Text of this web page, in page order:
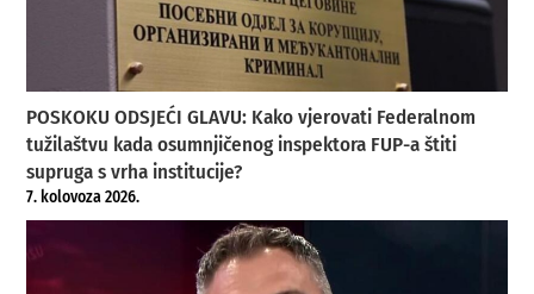
POSKOKU ODSJEĆI GLAVU: Kako vjerovati Federalnom
tužilaštvu kada osumnjičenog inspektora FUP-a štiti
supruga s vrha institucije?
7. kolovoza 2026.